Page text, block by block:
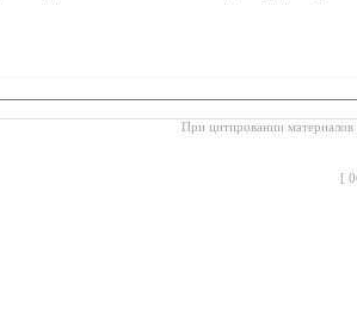
При цитировании материалов
[